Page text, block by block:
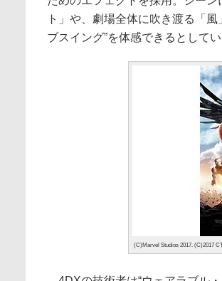
ト」や、劇場全体に吹き渡る「
ブスイング”を体感できるとしてい
(C)Marvel Studios 2017. (C)2017